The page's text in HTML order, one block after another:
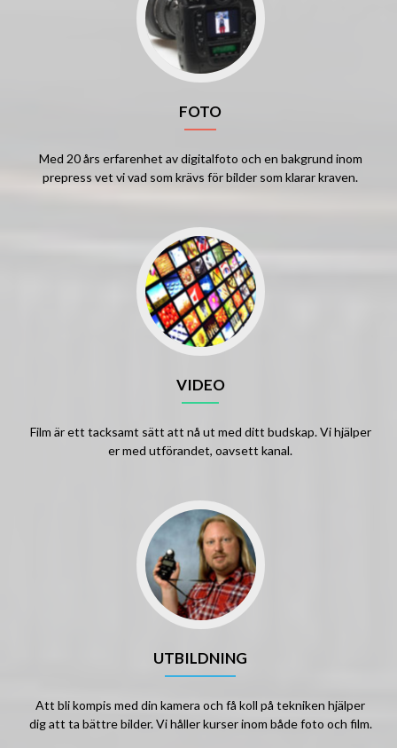
FOTO
Med 20 års erfarenhet av digitalfoto och en bakgrund inom
prepress vet vi vad som krävs för bilder som klarar kraven.
VIDEO
Film är ett tacksamt sätt att nå ut med ditt budskap. Vi hjälper
er med utförandet, oavsett kanal.
UTBILDNING
Att bli kompis med din kamera och få koll på tekniken hjälper
dig att ta bättre bilder. Vi håller kurser inom både foto och film.